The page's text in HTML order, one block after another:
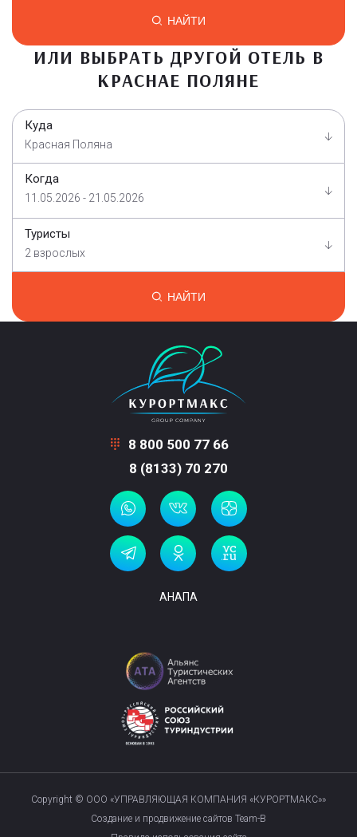
НАЙТИ
ИЛИ ВЫБРАТЬ ДРУГОЙ ОТЕЛЬ В
КРАСНАЕ ПОЛЯНЕ
Куда
Красная Поляна
Когда
11.05.2026 - 21.05.2026
Туристы
2 взрослых
НАЙТИ
8 800 500 77 66
8 (8133) 70 270
АНАПА
Copyright © ООО «УПРАВЛЯЮЩАЯ КОМПАНИЯ «КУРОРТМАКС»»
Создание и продвижение сайтов Team-B